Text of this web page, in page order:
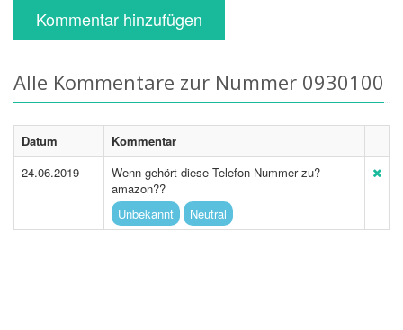
Kommentar hinzufügen
Alle Kommentare zur Nummer 0930100
Datum
Kommentar
24.06.2019
Wenn gehört diese Telefon Nummer zu?
amazon??
Unbekannt
Neutral